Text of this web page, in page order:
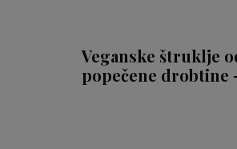
Veganske štruklje
popečene drobtine